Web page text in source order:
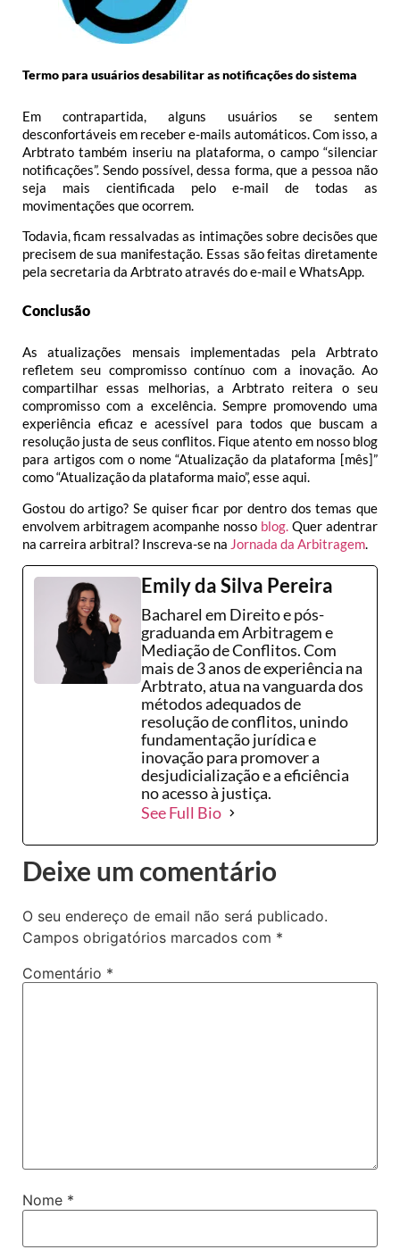
Termo para usuários desabilitar as notificações do sistema
Em contrapartida, alguns usuários se sentem
desconfortáveis em receber e-mails automáticos. Com isso, a
Arbtrato também inseriu na plataforma, o campo “silenciar
notificações”. Sendo possível, dessa forma, que a pessoa não
seja mais cientificada pelo e-mail de todas as
movimentações que ocorrem.
Todavia, ficam ressalvadas as intimações sobre decisões que
precisem de sua manifestação. Essas são feitas diretamente
pela secretaria da Arbtrato através do e-mail e WhatsApp.
Conclusão
As atualizações mensais implementadas pela Arbtrato
refletem seu compromisso contínuo com a inovação. Ao
compartilhar essas melhorias, a Arbtrato reitera o seu
compromisso com a excelência. Sempre promovendo uma
experiência eficaz e acessível para todos que buscam a
resolução justa de seus conflitos. Fique atento em nosso blog
para artigos com o nome “Atualização da plataforma [mês]”
como “Atualização da plataforma maio”, esse aqui.
Gostou do artigo? Se quiser ficar por dentro dos temas que
envolvem arbitragem acompanhe nosso blog. Quer adentrar
na carreira arbitral? Inscreva-se na Jornada da Arbitragem.
Emily da Silva Pereira
Bacharel em Direito e pós-
graduanda em Arbitragem e
Mediação de Conflitos. Com
mais de 3 anos de experiência na
Arbtrato, atua na vanguarda dos
métodos adequados de
resolução de conflitos, unindo
fundamentação jurídica e
inovação para promover a
desjudicialização e a eficiência
no acesso à justiça.
See Full Bio
Deixe um comentário
O seu endereço de email não será publicado.
Campos obrigatórios marcados com *
Comentário *
Nome *